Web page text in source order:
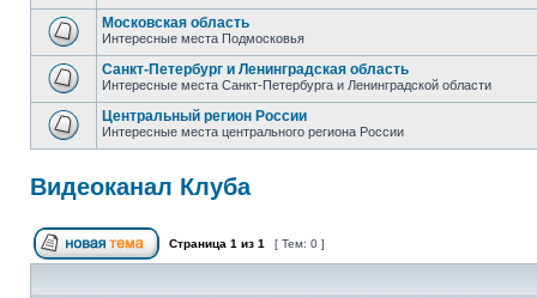
Московская область
Интересные места Подмосковья
Санкт-Петербург и Ленинградская область
Интересные места Санкт-Петербурга и Ленинградской области
Центральный регион России
Интересные места центрального региона России
Видеоканал Клуба
Страница 1 из 1 [ Тем: 0 ]